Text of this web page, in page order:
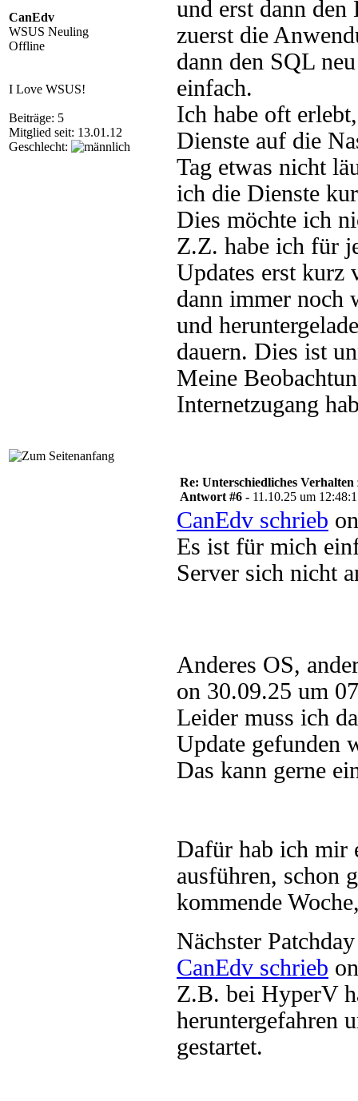
CanEdv
WSUS Neuling
Offline
I Love WSUS!
Beiträge: 5
Mitglied seit: 13.01.12
Geschlecht:
und erst dann
zuerst die
dann den SQL
einfach.
Ich habe oft
Dienste auf die
Tag etwas nicht
ich die Dienste
Dies möchte ich
Z.Z. habe ich für
Updates erst kurz
dann immer noch
und
dauern. Dies ist
Meine
Internetzugang
Re: Unterschiedliches
Antwort #6 - 11.10.25 um
CanEdv schrieb
Es ist für mich
Server sich nicht
Anderes OS,
on 30.09.25 um
Leider muss ich
Update gefunden
Das kann gerne
Dafür hab ich mir
ausführen, schon
kommende
Nächster
CanEdv schrieb
Z.B. bei HyperV
heruntergefahren
gestartet.